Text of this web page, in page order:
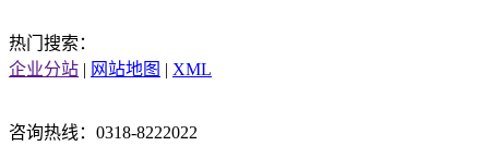
热门搜索：
企业分站 | 网站地图 | XML
咨询热线：0318-8222022